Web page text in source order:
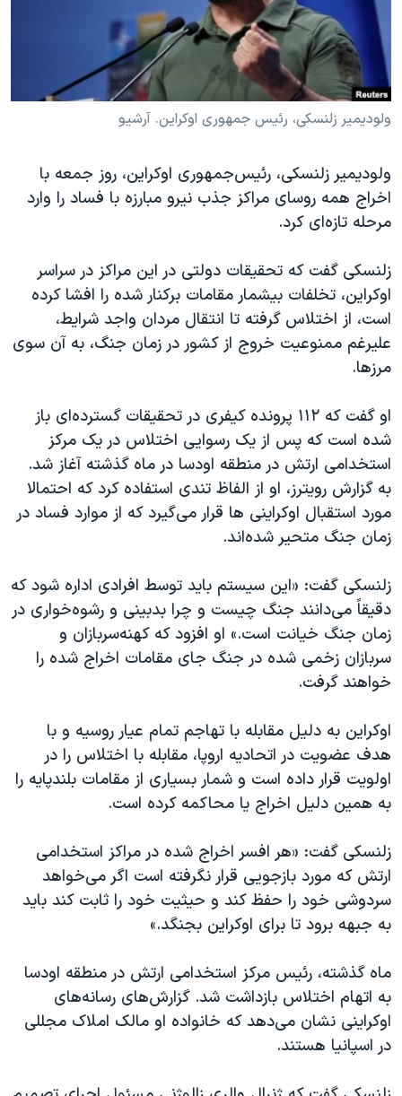
فرهنگ و زندگی
حقوق شهروندی
اقتصادی
علم و فناوری
گالری عکس
آرشیو پخش زنده
مستندها
انتخابات ریاست جمهوری آمریکا ۲۰۲۴
حمله جمهوری اسلامی به اسرائیل
رمز مهسا
اعتراضات زن، زندگی، آزادی
مجموعه مستندهای دادخواهی
دادگاه حمید نوری
چهل سال گروگان‌گیری
قانون شفافیت دارائی کادر رهبری ایران
اعتراضات مردمی آبان ۹۸
نرگس محمدی برنده جایزه نوبل صلح
همایش محافظه‌کاران آمریکا «سی‌پک»
صفحه‌های ویژه
سفر پرزیدنت ترامپ به چین
دنبال کنید
ولودیمیر زلنسکی، رئیس جمهوری اوکراین. آرشیو
ولودیمیر زلنسکی، رئیس‌جمهوری اوکراین، روز جمعه با
اخراج همه روسای مراکز جذب نیرو مبارزه با فساد را وارد
مرحله‌ تازه‌ای کرد.
زلنسکی گفت که تحقیقات دولتی در این مراکز در سراسر
اوکراین، تخلفات بیشمار مقامات برکنار شده را افشا کرده
است، از اختلاس گرفته تا انتقال مردان واجد شرایط،
علیرغم ممنوعیت خروج از کشور در زمان جنگ، به آن سوی
مرزها.
او گفت که ۱۱۲ پرونده کیفری در تحقیقات گسترده‌ای باز
شده است که پس از یک رسوایی اختلاس در یک مرکز
استخدامی ارتش در منطقه اودسا در ماه گذشته آغاز شد.
به گزارش رویترز، او از الفاظ تندی استفاده کرد که احتمالا
مورد استقبال اوکراینی ها قرار می‌گیرد که از موارد فساد در
زمان جنگ متحیر شده‌اند.
زلنسکی گفت: «این سیستم باید توسط افرادی اداره شود که
دقیقاً می‌دانند جنگ چیست و چرا بدبینی و رشوه‌خواری در
زمان جنگ خیانت است.» او افزود که کهنه‌سربازان و
سربازان زخمی شده در جنگ جای مقامات اخراج شده را
خواهند گرفت.
اوکراین به دلیل مقابله با تهاجم تمام عیار روسیه و با
هدف عضویت در اتحادیه اروپا، مقابله با اختلاس را در
اولویت قرار داده است و شمار بسیاری از مقامات بلندپایه را
به همین دلیل اخراج یا محاکمه کرده است.
زلنسکی گفت: «هر افسر اخراج شده در مراکز استخدامی
ارتش که مورد بازجویی قرار نگرفته‌ است اگر می‌خواهد
سردوشی خود را حفظ کند و حیثیت خود را ثابت کند باید
به جبهه برود تا برای اوکراین بجنگد.»
ماه گذشته، رئیس مرکز استخدامی ارتش در منطقه اودسا
به اتهام اختلاس بازداشت شد. گزارش‌های رسانه‌های
اوکراینی نشان می‌دهد که خانواده او مالک املاک مجللی
در اسپانیا هستند.